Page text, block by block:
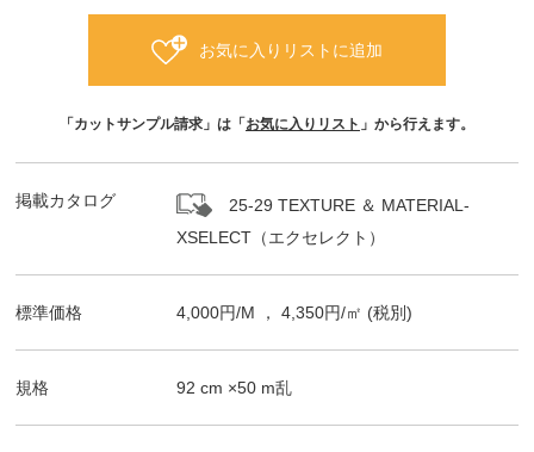
お気に入りリストに追加
「カットサンプル請求」は「 お気に入りリスト 」から行えます。
掲載カタログ
25-29 TEXTURE ＆ MATERIAL-
XSELECT（エクセレクト）
標準価格 4,000円/M ，4,350円/㎡ (税別)
規格 92 cm ×50 m乱